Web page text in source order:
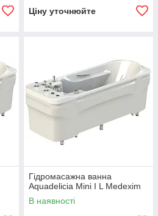
Ціну уточнюйте
Гідромасажна ванна
Aquadelicia Mini I L Medexim
В наявності